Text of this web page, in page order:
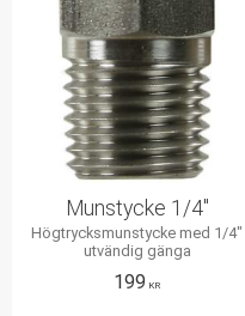
Munstycke 1/4"
Högtrycksmunstycke med 1/4"
utvändig gänga
199 KR